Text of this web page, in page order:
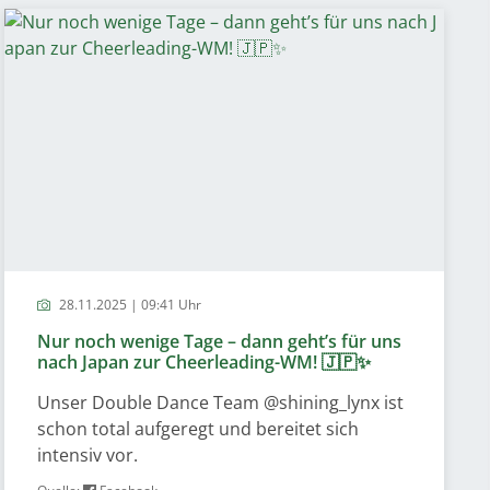
28.11.2025 | 09:41 Uhr
Nur noch wenige Tage – dann geht’s für uns
nach Japan zur Cheerleading-WM! 🇯🇵✨
Unser Double Dance Team @shining_lynx ist
schon total aufgeregt und bereitet sich
intensiv vor.